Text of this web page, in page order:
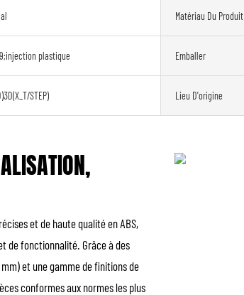
Matériau Du Produit
plastique Emballer
STEP) Lieu D'origine
et de haute qualité en ABS,
de fonctionnalité. Grâce à des
et une gamme de finitions de
conformes aux normes les plus